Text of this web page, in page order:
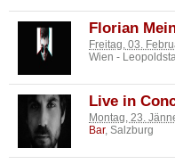
Florian
Freitag, 03.
Wien -
Live in
Montag, 23.
Bar, Salzburg